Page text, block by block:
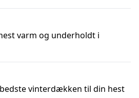
varm og underholdt i
vinterdækken til din hest